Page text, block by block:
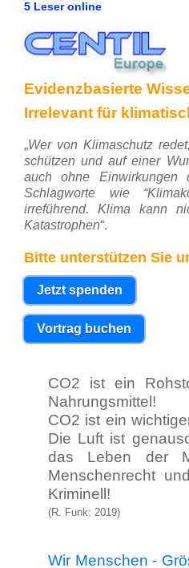
5 Leser online
Evidenzbasierte
Irrelevant für
„Wer von Klimaschutz
schützen und auf einer
auch ohne Einwirkungen
Schlagworte wie
irreführend. Klima kann
Katastrophen“.
Bitte unterstützen Sie
CO2 ist ein
Nahrungsmittel!
CO2 ist ein
Die Luft ist
das Leben der
Menschenrecht
Kriminell!
(R. Funk: 2019)
Wir Menschen -